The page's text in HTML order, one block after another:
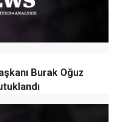
Burak Oğuz